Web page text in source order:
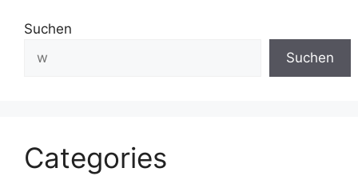
Suchen
Suchen
Categories